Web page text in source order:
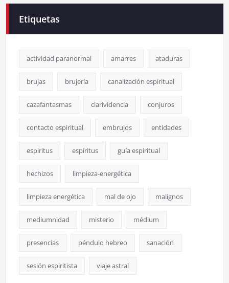
Etiquetas
actividad paranormal amarres ataduras
brujas brujería canalización espiritual
cazafantasmas clarividencia conjuros
contacto espiritual embrujos entidades
espiritus espíritus guía espiritual
hechizos limpieza-energética
limpieza energética mal de ojo malignos
mediumnidad misterio médium
presencias péndulo hebreo sanación
sesión espiritista viaje astral